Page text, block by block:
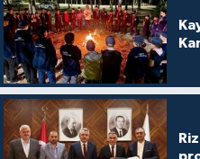
Eskişehir Müftülüğü
Gaziantep Müftülüğü
Giresun Müftülüğü